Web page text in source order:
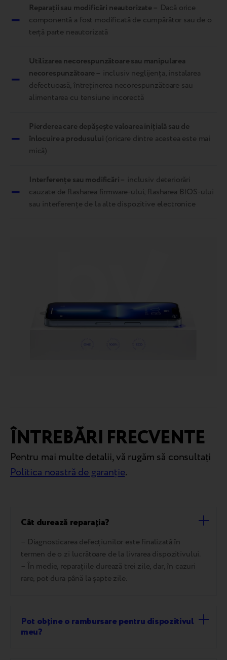
– Reparații sau modificări neautorizate – Dacă orice
componentă a fost modificată de cumpărător sau de o
terță parte neautorizată
–
Utilizarea necorespunzătoare sau manipularea
necorespunzătoare – inclusiv neglijența, instalarea
defectuoasă, întreținerea necorespunzătoare sau
alimentarea cu tensiune incorectă
–
Pierderea care depășește valoarea inițială sau de
înlocuire a produsului (oricare dintre acestea este mai
mică)
– Interferențe sau modificări – inclusiv deteriorări
cauzate de flasharea firmware-ului, flasharea BIOS-ului
sau interferențe de la alte dispozitive electronice
ÎNTREBĂRI FRECVENTE
Pentru mai multe detalii, vă rugăm să consultați
Politica noastră de garanție.
Cât durează reparația?
– Diagnosticarea defecțiunilor este finalizată în
termen de o zi lucrătoare de la livrarea dispozitivului.
– În medie, reparațiile durează trei zile, dar, în cazuri
rare, pot dura până la șapte zile.
Pot obține o rambursare pentru dispozitivul
meu?